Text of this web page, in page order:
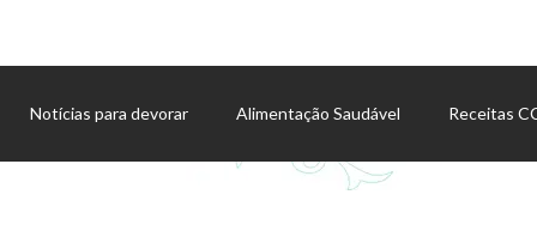
Notícias para devorar Alimentação Saudável Receitas